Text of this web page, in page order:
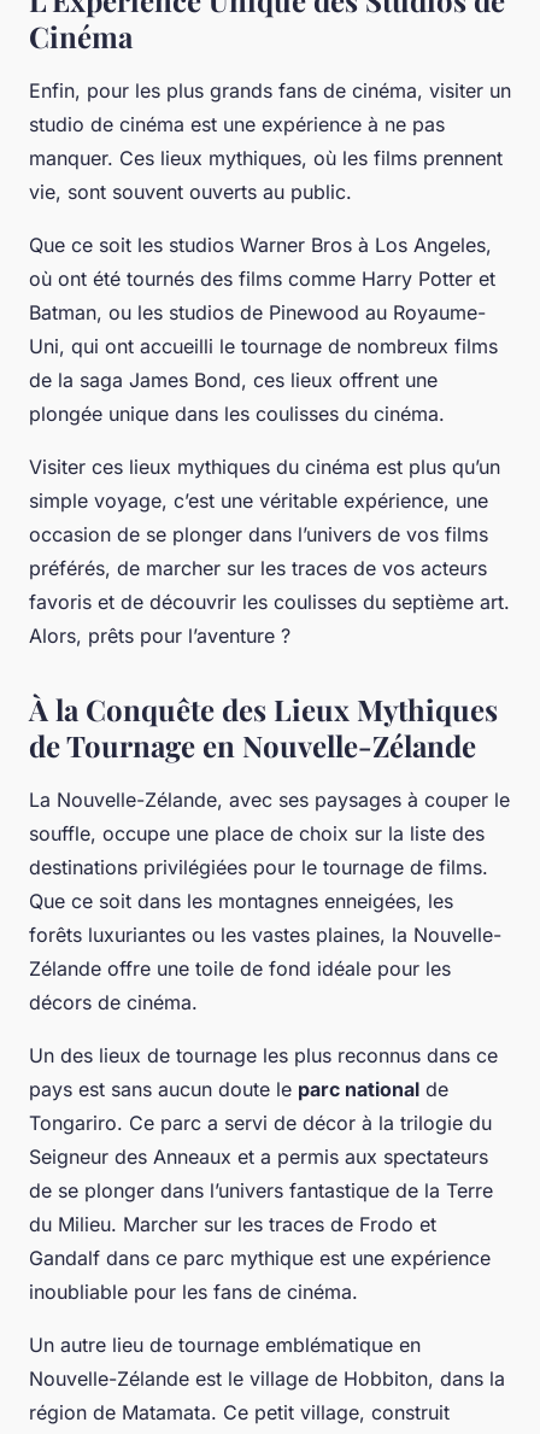
Cinéma
Enfin, pour les plus grands fans de cinéma, visiter un
studio de cinéma est une expérience à ne pas
manquer. Ces lieux mythiques, où les films prennent
vie, sont souvent ouverts au public.
Que ce soit les studios Warner Bros à Los Angeles,
où ont été tournés des films comme Harry Potter et
Batman, ou les studios de Pinewood au Royaume-
Uni, qui ont accueilli le tournage de nombreux films
de la saga James Bond, ces lieux offrent une
plongée unique dans les coulisses du cinéma.
Visiter ces lieux mythiques du cinéma est plus qu’un
simple voyage, c’est une véritable expérience, une
occasion de se plonger dans l’univers de vos films
préférés, de marcher sur les traces de vos acteurs
favoris et de découvrir les coulisses du septième art.
Alors, prêts pour l’aventure ?
À la Conquête des Lieux Mythiques
de Tournage en Nouvelle-Zélande
La Nouvelle-Zélande, avec ses paysages à couper le
souffle, occupe une place de choix sur la liste des
destinations privilégiées pour le tournage de films.
Que ce soit dans les montagnes enneigées, les
forêts luxuriantes ou les vastes plaines, la Nouvelle-
Zélande offre une toile de fond idéale pour les
décors de cinéma.
Un des lieux de tournage les plus reconnus dans ce
pays est sans aucun doute le parc national de
Tongariro. Ce parc a servi de décor à la trilogie du
Seigneur des Anneaux et a permis aux spectateurs
de se plonger dans l’univers fantastique de la Terre
du Milieu. Marcher sur les traces de Frodo et
Gandalf dans ce parc mythique est une expérience
inoubliable pour les fans de cinéma.
Un autre lieu de tournage emblématique en
Nouvelle-Zélande est le village de Hobbiton, dans la
région de Matamata. Ce petit village, construit